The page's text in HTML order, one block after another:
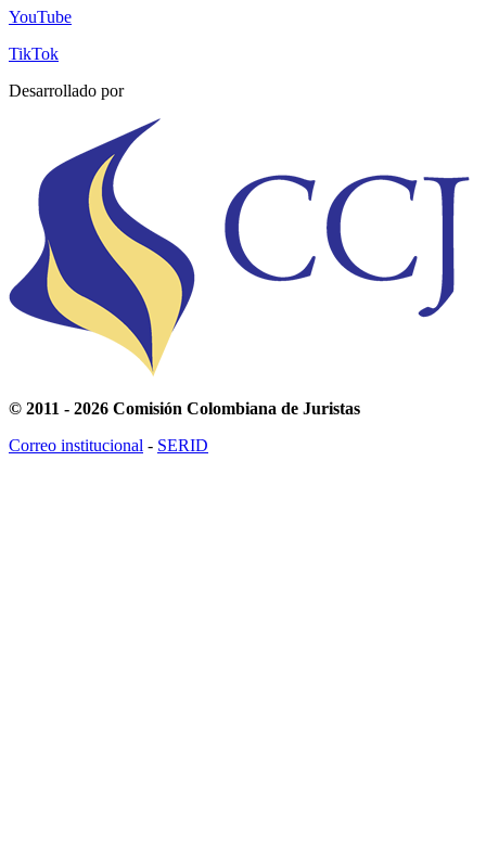
YouTube
TikTok
Desarrollado por
© 2011 - 2026 Comisión Colombiana de Juristas
Correo institucional - SERID